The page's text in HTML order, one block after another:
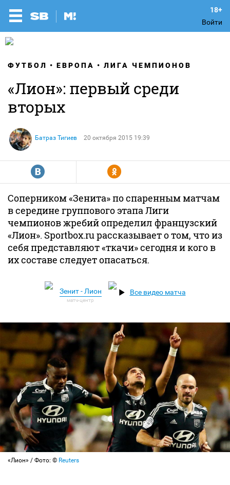
Войти
ФУТБОЛ ЕВРОПА ЛИГА ЧЕМПИОНОВ
«Лион»: первый среди
вторых
Батраз Тигиев 20 октября 2015 19:39
R Y
Соперником «Зенита» по спаренным матчам
в середине группового этапа Лиги
чемпионов жребий определил французский
«Лион». Sportbox.ru рассказывает о том, что из
себя представляют «ткачи» сегодня и кого в
их составе следует опасаться.
Зенит - Лион Все видео матча
«Лион» / Фото: © Reuters